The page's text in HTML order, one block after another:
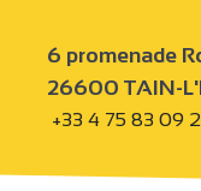
6 promenade
26600 TAIN-
+33 4 75 83 09